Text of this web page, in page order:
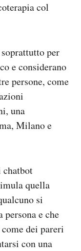
col
per
e considerano
persone, come
una
Milano e
quella
si
persona e che
dei pareri
con una